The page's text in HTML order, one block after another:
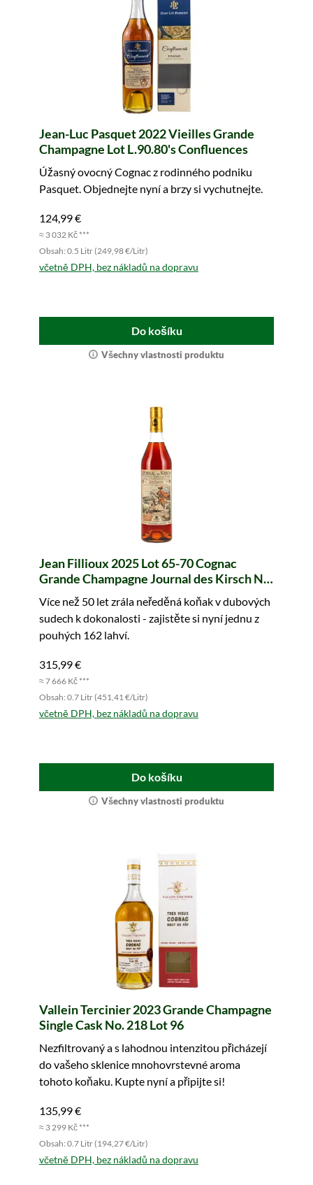
Jean-Luc Pasquet 2022 Vieilles Grande
Champagne Lot L.90.80's Confluences
Úžasný ovocný Cognac z rodinného podniku
Pasquet. Objednejte nyní a brzy si vychutnejte.
124,99 €
≈ 3 032 Kč ***
Obsah: 0.5 Litr (249,98 €/Litr)
včetně DPH, bez nákladů na dopravu
Do košíku
Všechny vlastnosti produktu
Jean Fillioux 2025 Lot 65-70 Cognac
Grande Champagne Journal des Kirsch N.
Více než 50 let zrála neředěná koňak v dubových
sudech k dokonalosti - zajistěte si nyní jednu z
pouhých 162 lahví.
315,99 €
≈ 7 666 Kč ***
Obsah: 0.7 Litr (451,41 €/Litr)
včetně DPH, bez nákladů na dopravu
Do košíku
Všechny vlastnosti produktu
Vallein Tercinier 2023 Grande Champagne
Single Cask No. 218 Lot 96
Nezfiltrovaný a s lahodnou intenzitou přicházejí
do vašeho sklenice mnohovrstevné aroma
tohoto koňaku. Kupte nyní a připijte si!
135,99 €
≈ 3 299 Kč ***
Obsah: 0.7 Litr (194,27 €/Litr)
včetně DPH, bez nákladů na dopravu